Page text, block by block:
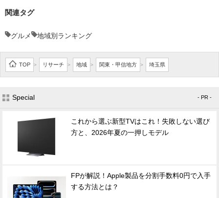
関連タグ
グルメ 地域別ランキング
TOP > リサーチ > 地域 > 関東・甲信地方 > 埼玉県
Special - PR -
これから選ぶ新型TVはこれ！失敗しない選び
方と、2026年夏の一押しモデル
FPが解説！Apple製品を分割手数料0円で入手
する方法とは？